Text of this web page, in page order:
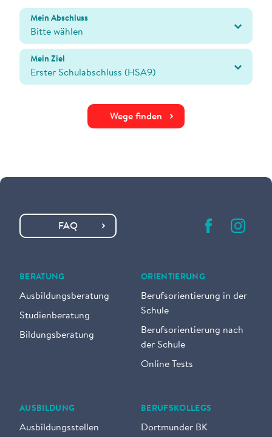
Mein Abschluss
Mein Ziel
Wege finden
FAQ
BERATUNG
Ausbildungsberatung
Studienberatung
Bildungsberatung
ORIENTIERUNG
Berufsorientierung in der
Schule
Berufsorientierung nach
der Schule
Online Tests
AUSBILDUNG
Ausbildungsstellen
BERUFSKOLLEGS
Dortmunder BK